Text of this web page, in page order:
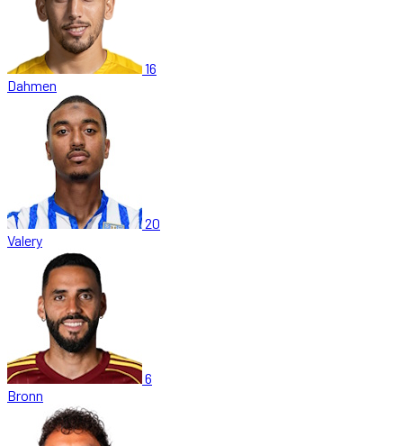
16
Dahmen
20
Valery
6
Bronn